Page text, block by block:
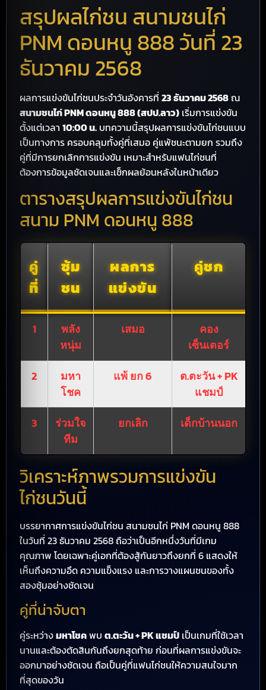
สรุปผลไก่ชน สนามชนไก่
PNM ดอนหนู 888 วันที่ 23
ธันวาคม 2568
ผลการแข่งขันไก่ชนประจำวันอังคารที่ 23 ธันวาคม 2568ณ
สนามชนไก่ PNM ดอนหนู 888 (สปป.ลาว) เริ่มการแข่งขัน
ตั้งแต่เวลา 10:00 น. บทความนี้สรุปผลการแข่งขันไก่ชนแบบ
เป็นทางการ ครอบคลุมทั้งคู่ที่เสมอ คู่แพ้ชนะตามยก รวมถึง
คู่ที่มีการยกเลิกการแข่งขัน เหมาะสำหรับแฟนไก่ชนที่
ต้องการข้อมูลชัดเจนและเช็กผลย้อนหลังในหน้าเดียว
ตารางสรุปผลการแข่งขันไก่ชน
สนาม PNM ดอนหนู 888
คู่
ที่
ซุ้ม
ชน
ผลการ
แข่งขัน
คู่ชก
1
พลัง
หนุ่ม
เสมอ
คอง
เซ็นเตอร์
2
มหา
โชค
แพ้ ยก 6
ต.ตะวัน + PK
แชมป์
3
ร่วมใจ
ทีม
ยกเลิก เด็กบ้านนอก
วิเคราะห์ภาพรวมการแข่งขัน
ไก่ชนวันนี้
บรรยากาศการแข่งขันไก่ชน สนามชนไก่ PNM ดอนหนู 888
ในวันที่ 23 ธันวาคม 2568 ถือว่าเป็นอีกหนึ่งวันที่มีเกม
คุณภาพ โดยเฉพาะคู่เอกที่ต้องสู้กันยาวถึงยกที่ 6 แสดงให้
เห็นถึงความอึด ความแข็งแรง และการวางแผนชนของทั้ง
สองซุ้มอย่างชัดเจน
คู่ที่น่าจับตา
คู่ระหว่างมหาโชคพบ ต.ตะวัน + PK แชมป์ เป็นเกมที่ใช้เวลา
นานและต้องตัดสินกันถึงยกสุดท้าย ก่อนที่ผลการแข่งขันจะ
ออกมาอย่างชัดเจน ถือเป็นคู่ที่แฟนไก่ชนให้ความสนใจมาก
ที่สุดของวัน